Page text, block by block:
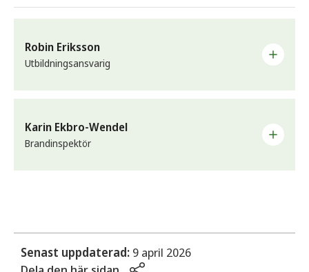
Robin Eriksson
Utbildningsansvarig
Telefon
Karin Ekbro-Wendel
Brandinspektör
Senast uppdaterad: 9 april 2026